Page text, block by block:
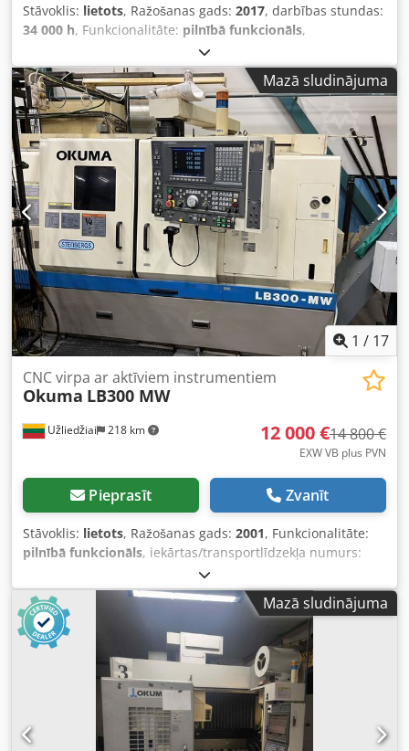
Stāvoklis: lietots, Ražošanas gads: 2017, darbības stundas:
34 000 h, Funkcionalitāte: pilnībā funkcionāls,
iekārtas/transportlīdzekļa numurs:
Pārdodam CNC virpu Okuma Genos, kas ir gatavs darbam.
Iekārta ir pilnībā darba kārtībā, regulāri kopta un
apkalpota. - Galvenais vārpsta un sagūstīšanas vārpsta -
Instrumentu zonde - Detalizāģes izņemšana Vārpstas
apgriezieni: 3800 apgr./min. Dkjdpfxow Np S Hs Aqvor
Tehniskais stāvoklis: labs, iegādāta jauna mūsu
uzņēmumam 2017. gadā un iedarbināta 2018. gada
pirmajā ceturksnī. Virpa pieslēgta elektrotīklam un
darbojas. Ir iespēja pārbaudīt tās darbu mūsu ražotnē.
Pārdošanas iemesls – projektu izmaiņas. Var iegādāties arī
LNS padevēju par 10 000 € un eļļas miglas separatoru par
1 500 € (redzams attēlos).
Mazā sludinājuma
1 / 17
Užliedžiai 218 km
CNC virpa ar aktīviem instrumentiem
Okuma LB300 MW
12 000 €14 800 €
EXW VB plus PVN
Pieprasīt Zvanīt
Stāvoklis: lietots, Ražošanas gads: 2001, Funkcionalitāte:
pilnībā funkcionāls, iekārtas/transportlīdzekļa numurs:
, virpošanas diametrs virs šķērs-slīdes:
virpošanas garums:1 000 mm, virpošanas diametrs:595
mm, vārpstas urbums:
, vārpstas ātrums (maks.):
4 500 apgr./min
, X assis pārvietošanās distance:
Aprīkojums:
dokumentācija / rokasgrāmata, skaidu
konveijers, stieņu padevējs , Iekārtai bija avārija pirms
gada. To salaboja Okuma servisa centrs. Tika nomainīta
jauna virsma, lodveida vītņgriezis, visi oriģinālie gultņi, tika
veikta revolvergalvas remonts. Tomēr galvenās vārpstas
radrība ir apmēram 0,3 mm, un šī problēma netika
Mazā sludinājuma